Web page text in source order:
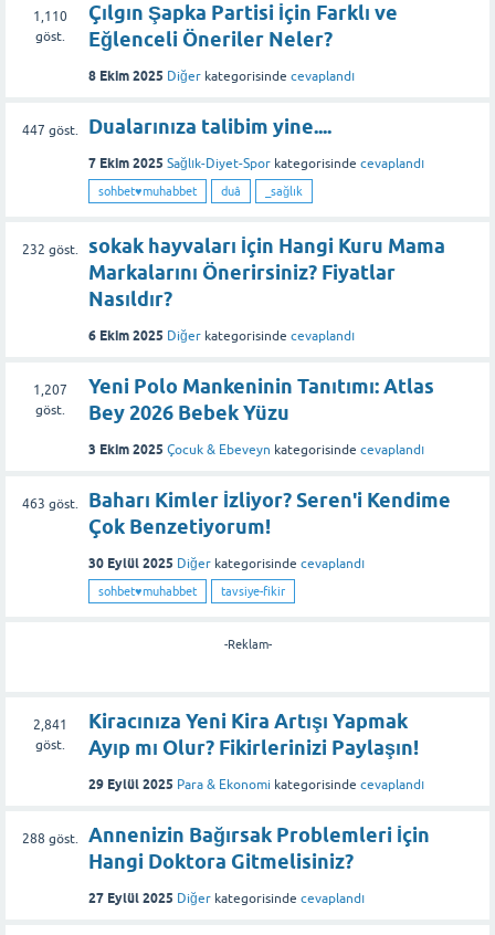
1,110
göst.
Çılgın Şapka Partisi İçin Farklı ve
Eğlenceli Öneriler Neler?
8 Ekim 2025 Diğer kategorisinde cevaplandı
447 göst. Dualarınıza talibim yine....
7 Ekim 2025 Sağlık-Diyet-Spor kategorisinde cevaplandı
sohbet♥️muhabbet duâ _sağlık
232 göst.
sokak hayvaları İçin Hangi Kuru Mama
Markalarını Önerirsiniz? Fiyatlar
Nasıldır?
6 Ekim 2025 Diğer kategorisinde cevaplandı
1,207
göst.
Yeni Polo Mankeninin Tanıtımı: Atlas
Bey 2026 Bebek Yüzu
3 Ekim 2025 Çocuk & Ebeveyn kategorisinde cevaplandı
463 göst.
Baharı Kimler İzliyor? Seren'i Kendime
Çok Benzetiyorum!
30 Eylül 2025 Diğer kategorisinde cevaplandı
sohbet♥️muhabbet tavsiye-fikir
-Reklam-
2,841
göst.
Kiracınıza Yeni Kira Artışı Yapmak
Ayıp mı Olur? Fikirlerinizi Paylaşın!
29 Eylül 2025 Para & Ekonomi kategorisinde cevaplandı
288 göst.
Annenizin Bağırsak Problemleri İçin
Hangi Doktora Gitmelisiniz?
27 Eylül 2025 Diğer kategorisinde cevaplandı